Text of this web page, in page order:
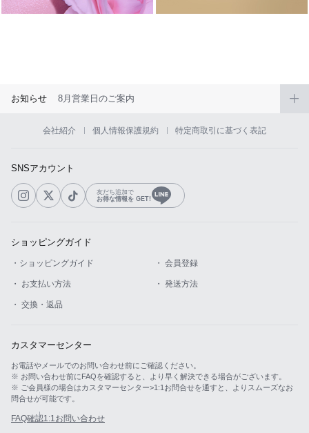
総合掲示板
ショッピングガイド
お知らせ 8月営業日のご案内
会社紹介 個人情報保護規約 特定商取引に基づく表記
SNSアカウント
友だち追加で
お得な情報を GET!
ショッピングガイド
・ショッピングガイド ・ 会員登録
・ お支払い方法 ・ 発送方法
・ 交換・返品
カスタマーセンター
お電話やメールでのお問い合わせ前にご確認ください。
※ お問い合わせ前にFAQを確認すると、より早く解決できる場合がございます。
※ ご会員様の場合はカスタマーセンター>1:1お問合せを通すと、よりスムーズなお
問合せが可能です。
FAQ確認1:1お問い合わせ